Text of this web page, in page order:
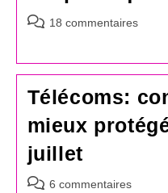
Commentaires
publication :
18 commentaires
Télécoms:
mieux
juillet
Commentaires
6 commentaires